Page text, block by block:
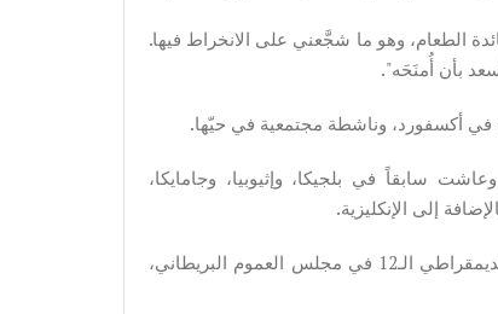
الطعام، وهو ما شجَّعني على الانخراط فيها.
بأن أُمنَحَه".
سابقاً في بلجيكا، وإثيوبيا، وجامايكا،
إلى الإنكليزية.
فوز ليلى في أكسفورد سيجعلها واحدةً من نوَّاب الحزب الليبرالي الديمقراطي الـ12 في مجلس العموم البريطاني،